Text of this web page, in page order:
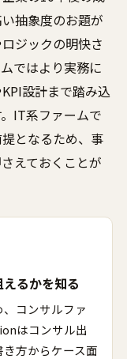
抽象度のお題が
ジックの明快さ
ではより実務に
設計まで踏み込
IT系ファームで
となるため、事
えておくことが
るかを知る
コンサルファ
はコンサル出
方からケース面